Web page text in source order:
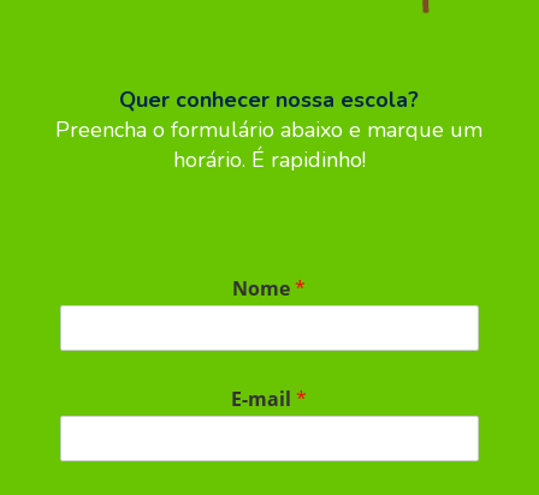
Quer conhecer nossa escola?
Preencha o formulário abaixo e marque um
horário. É rapidinho!
Nome*
E-mail*